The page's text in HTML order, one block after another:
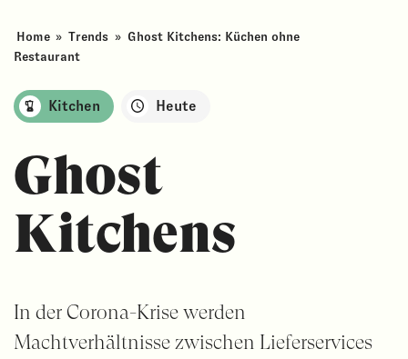
Home » Trends » Ghost Kitchens: Küchen ohne
Restaurant
Kitchen Heute
Ghost
Kitchens
In der Corona-Krise werden
Machtverhältnisse zwischen Lieferservices